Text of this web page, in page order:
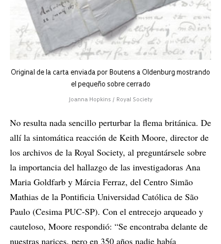
Original de la carta enviada por Boutens a Oldenburg mostrando
el pequeño sobre cerrado
Joanna Hopkins / Royal Society
No resulta nada sencillo perturbar la flema británica. De
allí la sintomática reacción de Keith Moore, director de
los archivos de la Royal Society, al preguntársele sobre
la importancia del hallazgo de las investigadoras Ana
Maria Goldfarb y Márcia Ferraz, del Centro Simão
Mathias de la Pontificia Universidad Católica de São
Paulo (Cesima PUC-SP). Con el entrecejo arqueado y
cauteloso, Moore respondió: “Se encontraba delante de
nuestras narices, pero en 350 años nadie había